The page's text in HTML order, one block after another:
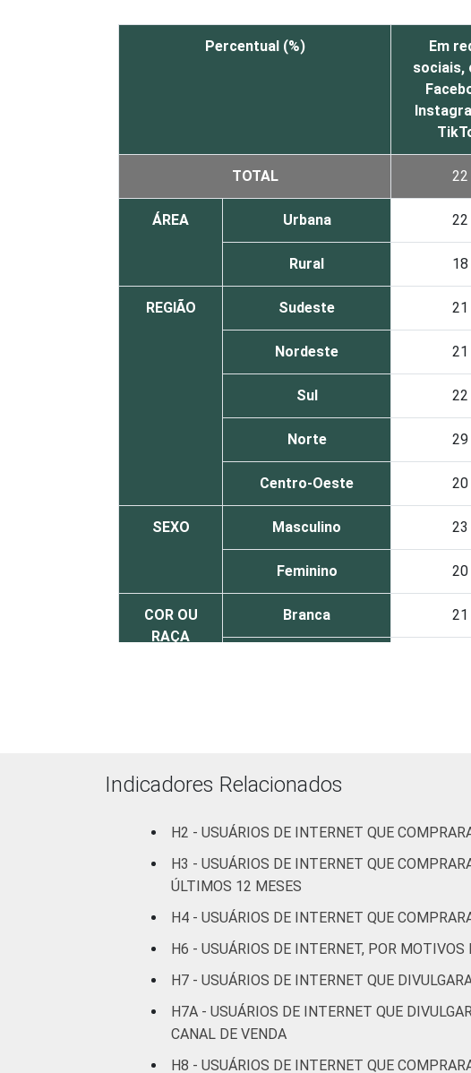
Percentual (%)
Em
sociais,
TOTAL 22
ÁREA Urbana 22
Rural 18
REGIÃO Sudeste 21
Nordeste 21
Sul 22
Norte 29
Centro-Oeste 20
SEXO Masculino 23
Feminino 20
COR OU
RAÇA
Branca 21
Indígena
Não respondeu 8
GRAU DE
Analfabeto/Educação
Fundamental 17
Médio 25
Superior
Indicadores Relacionados
H2 - USUÁRIOS DE INTERNET QUE
H3 - USUÁRIOS DE INTERNET QUE
ÚLTIMOS 12 MESES
H4 - USUÁRIOS DE INTERNET QUE
H6 - USUÁRIOS DE INTERNET, POR
H7 - USUÁRIOS DE INTERNET QUE
H7A - USUÁRIOS DE INTERNET QUE
CANAL DE VENDA
H8 - USUÁRIOS DE INTERNET QUE